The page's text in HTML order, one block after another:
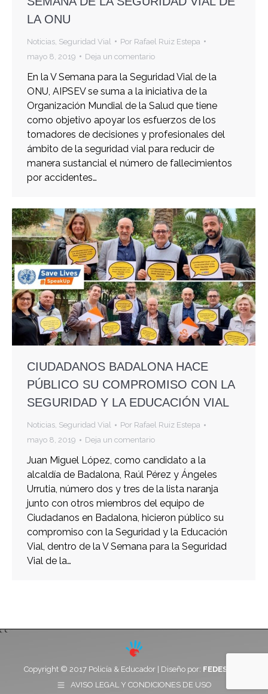
LA ONU
Noticias Seguridad Vial Por Rafael Ruiz Estepa
mayo 8, 2019
Deja un comentario
En la V Semana para la Seguridad Vial de la
ONU, AIPSEV se suma a la iniciativa de la
Organización Mundial de la Salud que tiene
como objetivo apoyar los esfuerzos de los
tomadores de decisiones y profesionales del
ámbito de la seguridad vial para reducir de
manera sustancial el número de fallecimientos
por accidentes…
CIUDADANOS BADALONA HACE
PÚBLICO SU COMPROMISO CON LA
SEGURIDAD Y LA EDUCACIÓN VIAL
Noticias, Seguridad Vial Por Rafael Ruiz Estepa
mayo 8, 2019
Deja un comentario
Juan Miguel López, como candidato a la
alcaldía de Badalona, Raúl Pérez y Ángeles
Urrutia, número dos y tres de la lista naranja
junto con otros miembros del equipo de
Ciudadanos en Badalona, hicieron público su
compromiso con la Seguridad y la Educación
Vial, dentro de la V Semana para la Seguridad
Vial de la…
Copyright © 2017 Policía & Educador | Diseño por: FEDESOFT
AVISO LEGAL Y CONDICIONES DE USO